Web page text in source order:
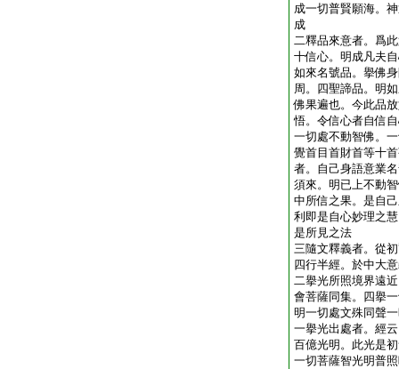
成一切普賢願海。
成
二釋品來意者。爲
十信心。明成凡夫
如來名號品。擧佛
周。四聖諦品。明
佛果遍也。今此品
悟。令信心者自信
一切處不動智佛。
覺首目首財首等十
者。自己身語意業
須來。明已上不動
中所信之果。是自
利即是自心妙理之
是所見之法
三隨文釋義者。從
四行半經。於中大
二擧光所照境界遠
會菩薩同集。四擧
明一切處文殊同聲
一擧光出處者。經
百億光明。此光是
一切菩薩智光明普